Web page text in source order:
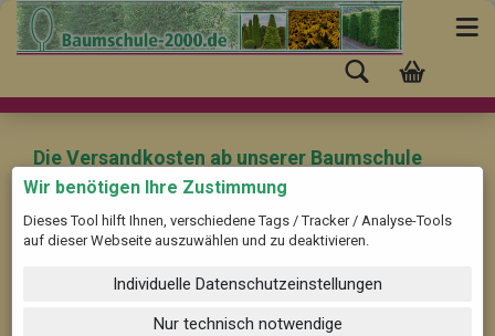
Die Versandkosten ab unserer Baumschule
(Pinneberg) nach "Mössingen" mit der PLZ:
72116 betragen:
59,-- im Nahbereich bis 30 km, nach PLZ. individuell
Wir benötigen Ihre Zustimmung
Dieses Tool hilft Ihnen, verschiedene Tags / Tracker / Analyse-Tools
auf dieser Webseite auszuwählen und zu deaktivieren.
Individuelle Datenschutzeinstellungen
Nur technisch notwendige